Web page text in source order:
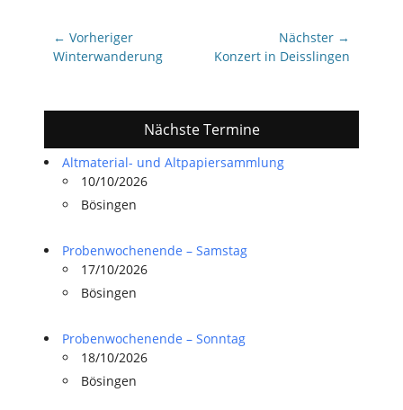
Beitragsnavigation
← Vorheriger
Vorheriger
Winterwanderung
Nächster →
Nächster
Konzert in Deisslingen
Nächste Termine
Altmaterial- und Altpapiersammlung
10/10/2026
Bösingen
Probenwochenende – Samstag
17/10/2026
Bösingen
Probenwochenende – Sonntag
18/10/2026
Bösingen